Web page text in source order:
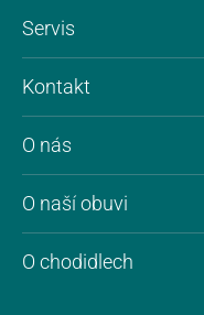
Servis
Kontakt
O nás
O naší obuvi
O chodidlech